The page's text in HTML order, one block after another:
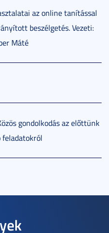
az online tanítással
beszélgetés. Vezeti:
Máté
gondolkodás az előttünk
feladatokról